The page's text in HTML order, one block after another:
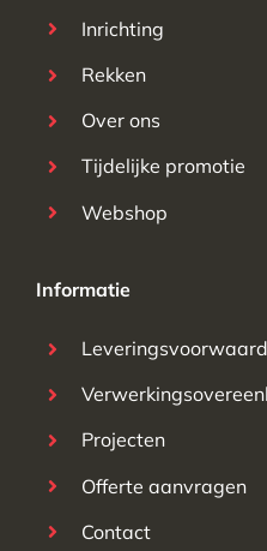
Inrichting
Rekken
Over ons
Tijdelijke promotie
Webshop
Informatie
Projecten
Offerte aanvragen
Contact